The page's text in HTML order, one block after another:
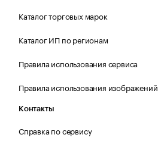
Каталог торговых марок
Каталог ИП по регионам
Правила использования сервиса
Правила использования изображений
Контакты
Справка по сервису